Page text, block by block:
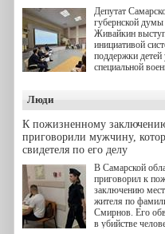
Депутат
губернской
Живайкин
инициативой
поддержки детей
специальной
"Помощь фронту
участников СВО",
прошла в
августа.
Люди
К пожизненному
приговорили мужчину,
свидетеля по его делу
В Самарской
приговорил к
заключению
жителя по
Смирнов. Его
в убийстве